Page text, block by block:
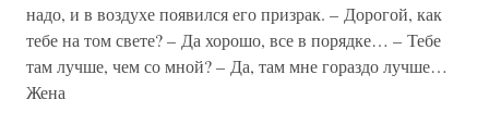
надо, и в воздухе появился его призрак. – Дорогой, как
тебе на том свете? – Да хорошо, все в порядке… – Тебе
там лучше, чем со мной? – Да, там мне гораздо лучше…
Жена